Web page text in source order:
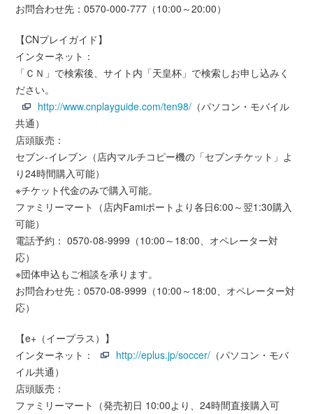
お問合わせ先：0570-000-777（10:00～20:00）
【CNプレイガイド】
インターネット：
「ＣＮ」で検索後、サイト内「天皇杯」で検索しお申し込みく
ださい。
http://www.cnplayguide.com/ten98/ （パソコン・モバイル
共通）
店頭販売：
セブン-イレブン（店内マルチコピー機の「セブンチケット」よ
り24時間購入可能）
※チケット代金のみで購入可能。
ファミリーマート（店内Famiポートより各日6:00～翌1:30購入
可能）
電話予約： 0570-08-9999（10:00～18:00、オペレーター対
応）
※団体申込もご相談を承ります。
お問合わせ先：0570-08-9999（10:00～18:00、オペレーター対
応）
【e+（イープラス）】
インターネット：
http://eplus.jp/soccer/ （パソコン・モバ
イル共通）
店頭販売：
ファミリーマート（発売初日 10:00より、24時間直接購入可